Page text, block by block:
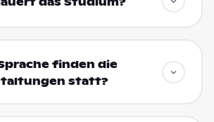
finden die
statt?